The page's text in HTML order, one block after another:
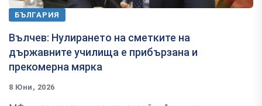
БЪЛГАРИЯ
Вълчев: Нулирането на сметките на
държавните училища е прибързана и
прекомерна мярка
8 Юни, 2026